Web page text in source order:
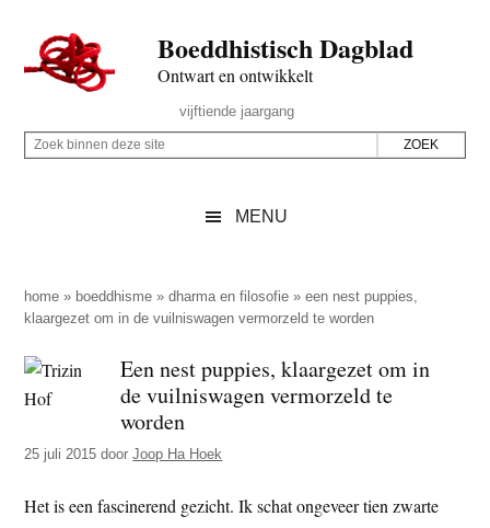
naar
de
inhoud
secondary
naar
de
sidebar
naar
de
Boeddhistisch Dagblad
Ontwart en ontwikkelt
Rechts
vijftiende jaargang
Z
p
d
e
z
s
t
Z
i
n
e
n
e
e
MENU
home » boeddhisme »dharma en filosofie »een nest puppies,
klaargezet om in de vuilniswagen vermorzeld te worden
Een nest puppies, klaargezet om in
de vuilniswagen vermorzeld te
worden
25 juli 2015 doorJoop Ha Hoek
Het is een fascinerend gezicht. Ik schat ongeveer tien zwarte